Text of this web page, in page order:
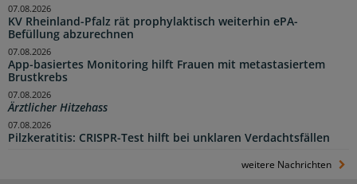
KV Rheinland-Pfalz rät prophylaktisch weiterhin ePA-
Befüllung abzurechnen
07.08.2026
App-basiertes Monitoring hilft Frauen mit metastasiertem
Brustkrebs
07.08.2026
Ärztlicher Hitzehass
07.08.2026
Pilzkeratitis: CRISPR-Test hilft bei unklaren Verdachtsfällen
07.08.2026
weitere Nachrichten